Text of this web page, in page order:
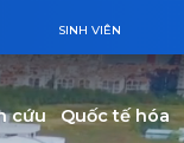
SINH VIÊN
cứu Quốc tế hóa